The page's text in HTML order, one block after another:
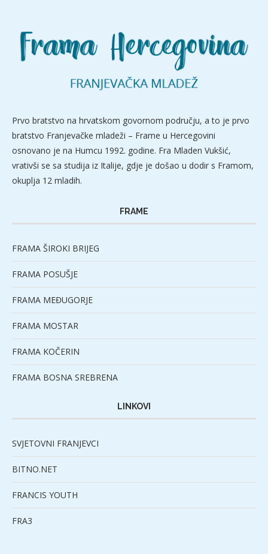
Prvo bratstvo na hrvatskom govornom području, a to je prvo
bratstvo Franjevačke mladeži – Frame u Hercegovini
osnovano je na Humcu 1992. godine. Fra Mladen Vukšić,
vrativši se sa studija iz Italije, gdje je došao u dodir s Framom,
okuplja 12 mladih.
FRAME
FRAMA ŠIROKI BRIJEG
FRAMA POSUŠJE
FRAMA MEĐUGORJE
FRAMA MOSTAR
FRAMA KOČERIN
FRAMA BOSNA SREBRENA
LINKOVI
SVJETOVNI FRANJEVCI
BITNO.NET
FRANCIS YOUTH
FRA3